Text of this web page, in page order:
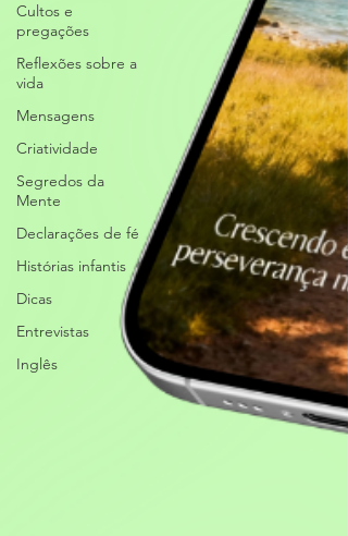
Cultos e
pregações
Reflexões sobre a
vida
Mensagens
Criatividade
Segredos da
Mente
Declarações de fé
Histórias infantis
Dicas
Entrevistas
Inglês